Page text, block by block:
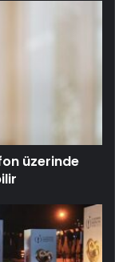
üzerinde